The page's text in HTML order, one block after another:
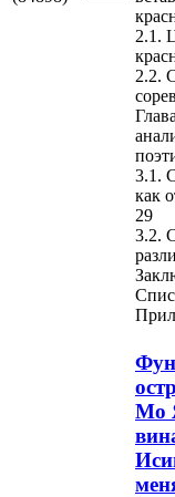
2.1.
2.2.
3.1.
как
29
3.2.
Мо